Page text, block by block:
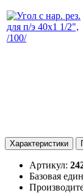
Характеристики
Артикул:
Базовая